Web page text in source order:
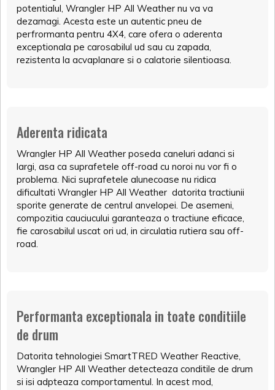
potentialul, Wrangler HP All Weather nu va va
dezamagi. Acesta este un autentic pneu de
perfrormanta pentru 4X4, care ofera o aderenta
exceptionala pe carosabilul ud sau cu zapada,
rezistenta la acvaplanare si o calatorie silentioasa.
Aderenta ridicata
Wrangler HP All Weather poseda caneluri adanci si
largi, asa ca suprafetele off-road cu noroi nu vor fi o
problema. Nici suprafetele alunecoase nu ridica
dificultati Wrangler HP All Weather datorita tractiunii
sporite generate de centrul anvelopei. De asemeni,
compozitia cauciucului garanteaza o tractiune eficace,
fie carosabilul uscat ori ud, in circulatia rutiera sau off-
road.
Performanta exceptionala in toate conditiile
de drum
Datorita tehnologiei SmartTRED Weather Reactive,
Wrangler HP All Weather detecteaza conditile de drum
si isi adpteaza comportamentul. In acest mod,